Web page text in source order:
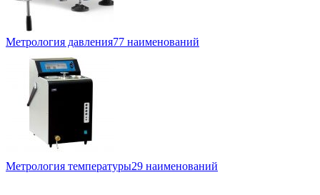
Метрология давления77 наименований
Метрология температуры29 наименований